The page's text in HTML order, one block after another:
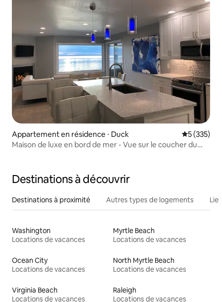
Appartement en résidence ⋅ Duck Évaluation
5 (335)
Maison de luxe en bord de mer - Vue sur le coucher du
Destinations à découvrir
Destinations à proximité Autres types de logements
Washington
Locations de vacances
Myrtle Beach
Locations de vacances
Ocean City
Locations de vacances
North Myrtle Beach
Locations de vacances
Virginia Beach
Locations de vacances
Raleigh
Locations de vacances